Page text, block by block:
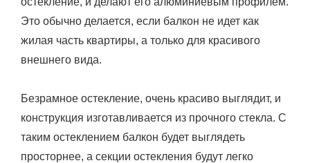
Это обычно делается, если балкон не идет как
жилая часть квартиры, а только для красивого
внешнего вида.
Безрамное остекление, очень красиво выглядит, и
конструкция изготавливается из прочного стекла. С
таким остеклением балкон будет выглядеть
просторнее, а секции остекления будут легко